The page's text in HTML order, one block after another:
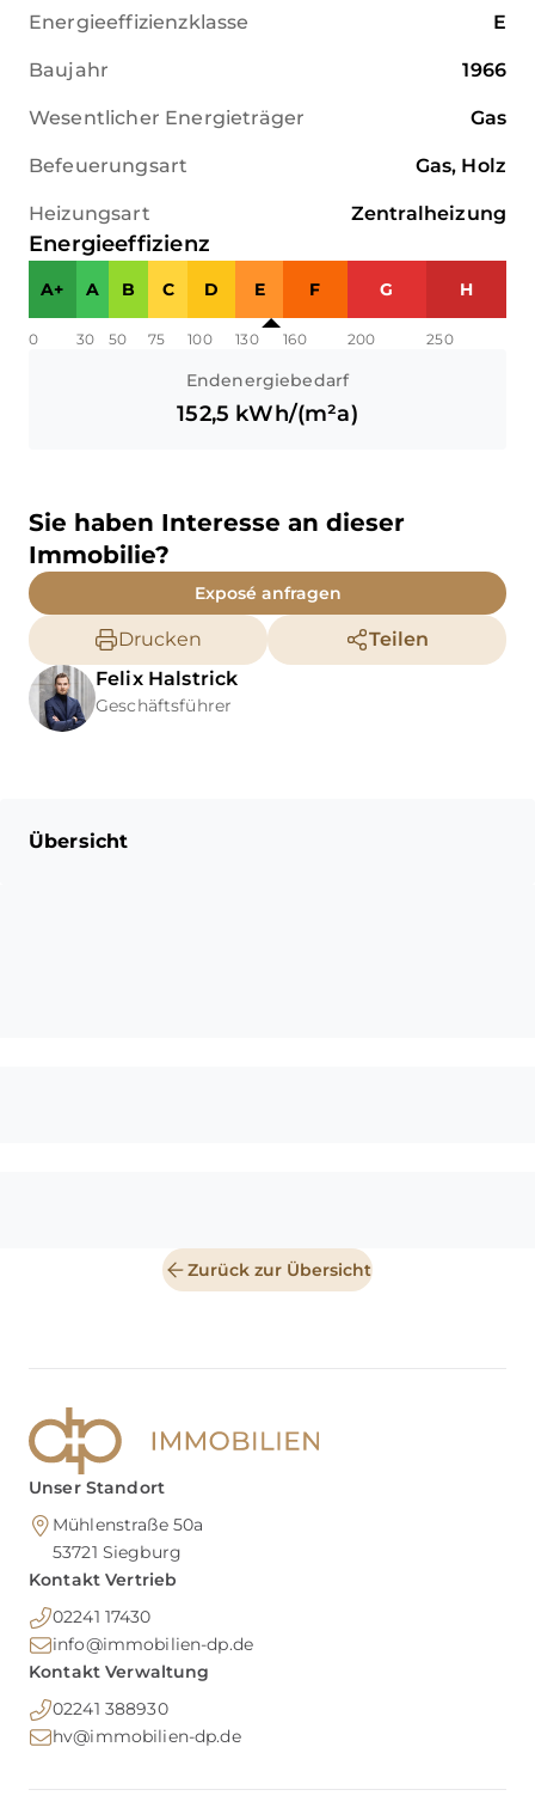
Energieeffizienzklasse E
Baujahr 1966
Wesentlicher Energieträger Gas
Befeuerungsart Gas, Holz
Heizungsart Zentralheizung
Energieeffizienz
A+ A B C D E F G H
0 30 50 75 100 130 160 200 250
Endenergiebedarf
152,5 kWh/(m²a)
Sie haben Interesse an dieser
Immobilie?
Exposé anfragen
Drucken
Teilen
Felix Halstrick
Geschäftsführer
Übersicht
Zurück zur Übersicht
Unser Standort
Mühlenstraße 50a
53721 Siegburg
Kontakt Vertrieb
02241 17430
info@immobilien-dp.de
Kontakt Verwaltung
02241 388930
hv@immobilien-dp.de